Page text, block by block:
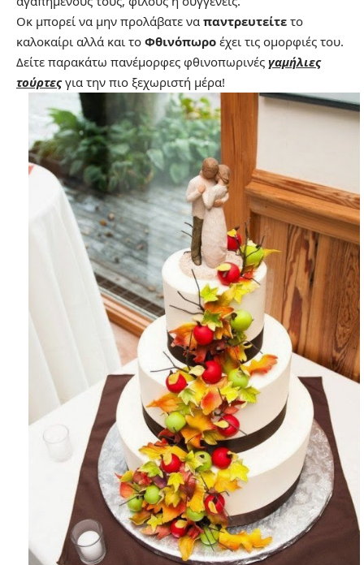
Οκ μπορεί να μην προλάβατε να παντρευτείτε το
καλοκαίρι αλλά και το Φθινόπωρο έχει τις ομορφιές του.
Δείτε παρακάτω πανέμορφες φθινοπωρινές γαμήλιες
τούρτεςγια την πιο ξεχωριστή μέρα!